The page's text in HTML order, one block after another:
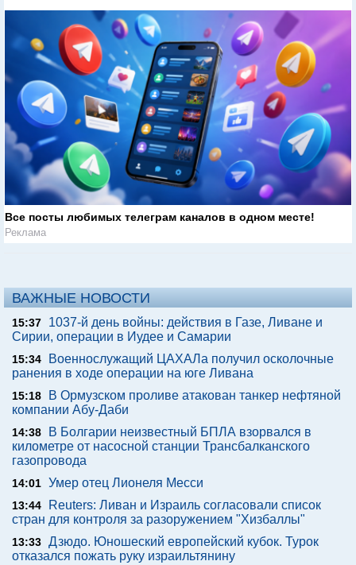
Все посты любимых телеграм каналов в одном месте!
Реклама
ВАЖНЫЕ НОВОСТИ
15:37
1037-й день войны: действия в Газе, Ливане и
Сирии, операции в Иудее и Самарии
15:34
Военнослужащий ЦАХАЛа получил осколочные
ранения в ходе операции на юге Ливана
15:18
В Ормузском проливе атакован танкер нефтяной
компании Абу-Даби
14:38
В Болгарии неизвестный БПЛА взорвался в
километре от насосной станции Трансбалканского
газопровода
14:01 Умер отец Лионеля Месси
13:44
Reuters: Ливан и Израиль согласовали список
стран для контроля за разоружением "Хизбаллы"
13:33 Дзюдо. Юношеский европейский кубок. Турок
отказался пожать руку израильтянину